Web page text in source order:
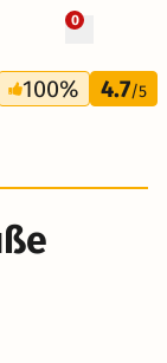
0
2 Tage
90 CHF
+ 46 Fotos
100% 4.7/5